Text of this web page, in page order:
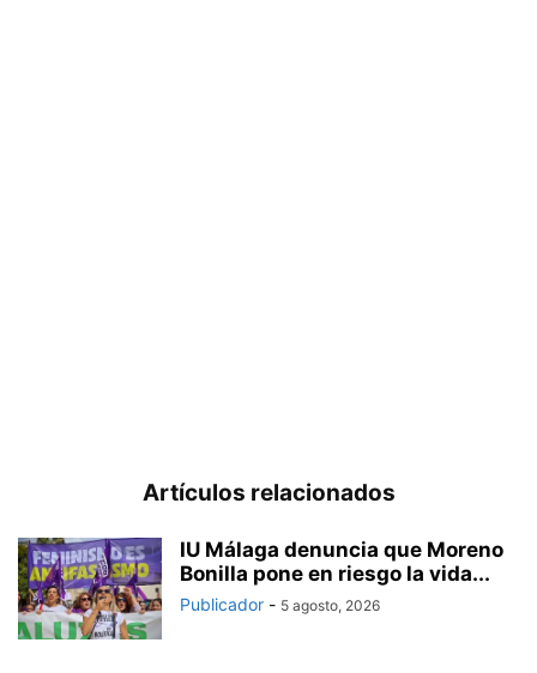
Artículos relacionados
IU Málaga denuncia que Moreno
Bonilla pone en riesgo la vida...
Publicador - 5 agosto, 2026